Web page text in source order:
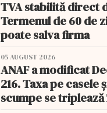
TVA stabilită direct
Termenul de 60 de
poate salva firma
05 AUGUST 2026
ANAF a modificat
216. Taxa pe casele
scumpe se triplează